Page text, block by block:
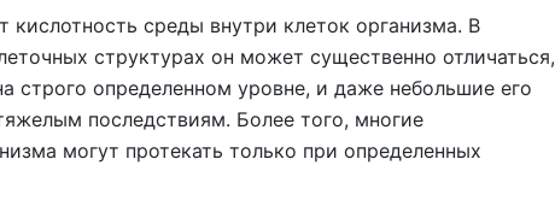
кислотность среды внутри клеток организма. В
структурах он может существенно отличаться,
строго определенном уровне, и даже небольшие его
последствиям. Более того, многие
могут протекать только при определенных